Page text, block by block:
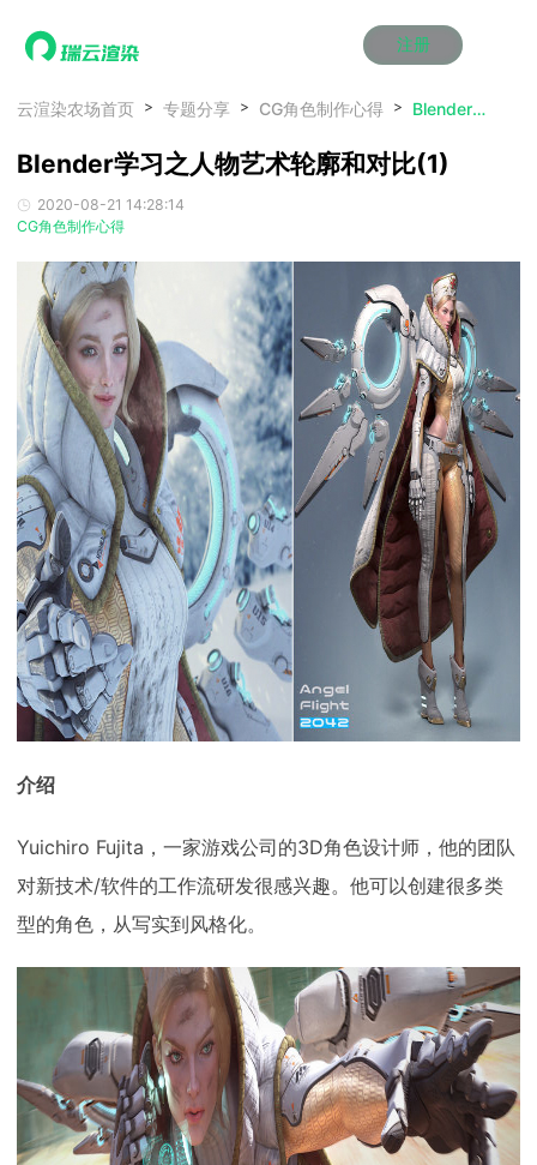
注册
首页
产品服务
云制作
云渲染管理系统
瑞兔百宝箱
AI视频插帧
云制作
云渲染管理系统
瑞兔百宝箱
AI视频插帧
云制作
云渲染管理系统
瑞兔百宝箱
AI视频插帧
云制作
云渲染管理系统
瑞兔百宝箱
AI视频插帧
云制作
云渲染管理系统
瑞兔百宝箱
AI视频插帧
云制作
云渲染管理系统
瑞兔百宝箱
AI视频插帧
解决方案
Maya云渲染方案
3ds Max云渲染方案
Blender 云渲染方案
Maya AI渲染方案
Maya云渲染方案
3ds Max云渲染方案
Blender 云渲染方案
Maya AI渲染方案
Maya云渲染方案
3ds Max云渲染方案
Blender 云渲染方案
Maya AI渲染方案
Maya云渲染方案
3ds Max云渲染方案
Blender 云渲染方案
Maya AI渲染方案
Maya云渲染方案
3ds Max云渲染方案
Blender 云渲染方案
Maya AI渲染方案
Maya云渲染方案
3ds Max云渲染方案
Blender 云渲染方案
Maya AI渲染方案
价格
动画价格
效果图价格
云制作价格
动画价格
效果图价格
云制作价格
动画价格
效果图价格
云制作价格
动画价格
效果图价格
云制作价格
动画价格
效果图价格
云制作价格
动画价格
效果图价格
云制作价格
案例
资讯&赛事
新闻资讯
渲染百科
渲染大赛
泛CG交流会
新闻资讯
渲染百科
渲染大赛
泛CG交流会
新闻资讯
渲染百科
渲染大赛
泛CG交流会
新闻资讯
渲染百科
渲染大赛
泛CG交流会
新闻资讯
渲染百科
渲染大赛
泛CG交流会
新闻资讯
渲染百科
渲染大赛
泛CG交流会
特惠专区
云渲染优惠攻略
青云平台
教育优惠
云渲染优惠攻略
青云平台
教育优惠
云渲染优惠攻略
青云平台
教育优惠
云渲染优惠攻略
青云平台
教育优惠
云渲染优惠攻略
青云平台
教育优惠
云渲染优惠攻略
青云平台
教育优惠
关于我们
下载动画客户端
效果图客户端
动画客户端
效果图客户端
动画客户端
效果图客户端
动画客户端
效果图客户端
动画客户端
效果图客户端
动画客户端
效果图客户端
帮助/教程
登录
云渲染农场首页 专题分享 CG角色制作心得 Blender学习之人物艺术轮廓和对比(1)
Blender学习之人物艺术轮廓和对比(1)
2020-08-21 14:28:14
CG角色制作心得
介绍
Yuichiro Fujita，一家游戏公司的3D角色设计师，他的团队
对新技术/软件的工作流研发很感兴趣。他可以创建很多类
型的角色，从写实到风格化。